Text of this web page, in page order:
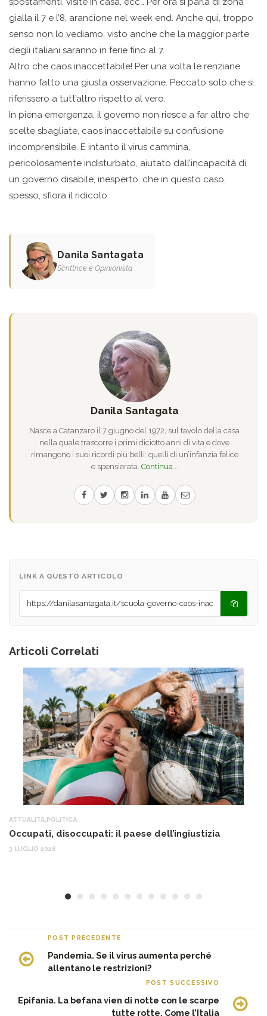
gialla il 7 e l’8, arancione nel week end. Anche qui, troppo
senso non lo vediamo, visto anche che la maggior parte
degli italiani saranno in ferie fino al 7.
Altro che caos inaccettabile! Per una volta le renziane
hanno fatto una giusta osservazione. Peccato solo che si
riferissero a tutt’altro rispetto al vero.
In piena emergenza, il governo non riesce a far altro che
scelte sbagliate, caos inaccettabile su confusione
incomprensibile. E intanto il virus cammina,
pericolosamente indisturbato, aiutato dall’incapacità di
un governo disabile, inesperto, che in questo caso,
spesso, sfiora il ridicolo.
Danila Santagata
Scrittrice e Opinionista
Danila Santagata
Nasce a Catanzaro il 7 giugno del 1972, sul tavolo della casa
nella quale trascorre i primi diciotto anni di vita e dove
rimangono i suoi ricordi più belli: quelli di un’infanzia felice
e spensierata. Continua...
LINK A QUESTO ARTICOLO
Articoli Correlati
ATTUALITÀ POLITICA
Occupati, disoccupati: il paese dell’ingiustizia
3 LUGLIO 2026
POST PRECEDENTE
Pandemia. Se il virus aumenta perché
allentano le restrizioni?
POST SUCCESSIVO
Epifania. La befana vien di notte con le scarpe
tutte rotte. Come l’Italia